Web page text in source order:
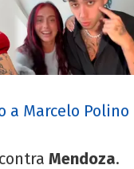
a Marcelo Polino
Mendoza.